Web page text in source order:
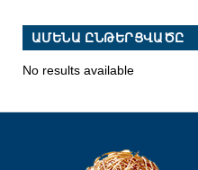
ԱՄԵՆԱ ԸՆԹԵՐՑՎԱԾԸ
No results available